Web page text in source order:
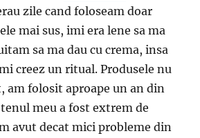
zile cand foloseam doar
mai sus, imi era lene sa ma
sa ma dau cu crema, insa
creez un ritual. Produsele nu
am folosit aproape un an din
tenul meu a fost extrem de
avut decat mici probleme din